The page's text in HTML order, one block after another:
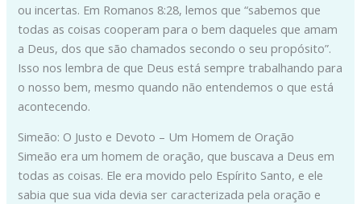
ou incertas. Em Romanos 8:28, lemos que “sabemos que
todas as coisas cooperam para o bem daqueles que amam
a Deus, dos que são chamados secondo o seu propósito”.
Isso nos lembra de que Deus está sempre trabalhando para
o nosso bem, mesmo quando não entendemos o que está
acontecendo.
Simeão: O Justo e Devoto – Um Homem de Oração
Simeão era um homem de oração, que buscava a Deus em
todas as coisas. Ele era movido pelo Espírito Santo, e ele
sabia que sua vida devia ser caracterizada pela oração e